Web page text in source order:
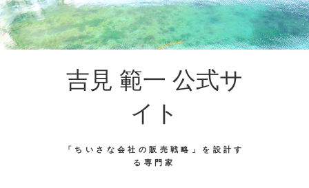
吉見 範一 公式サ
イト
「ちいさな会社の販売戦略」を設計す
る専門家